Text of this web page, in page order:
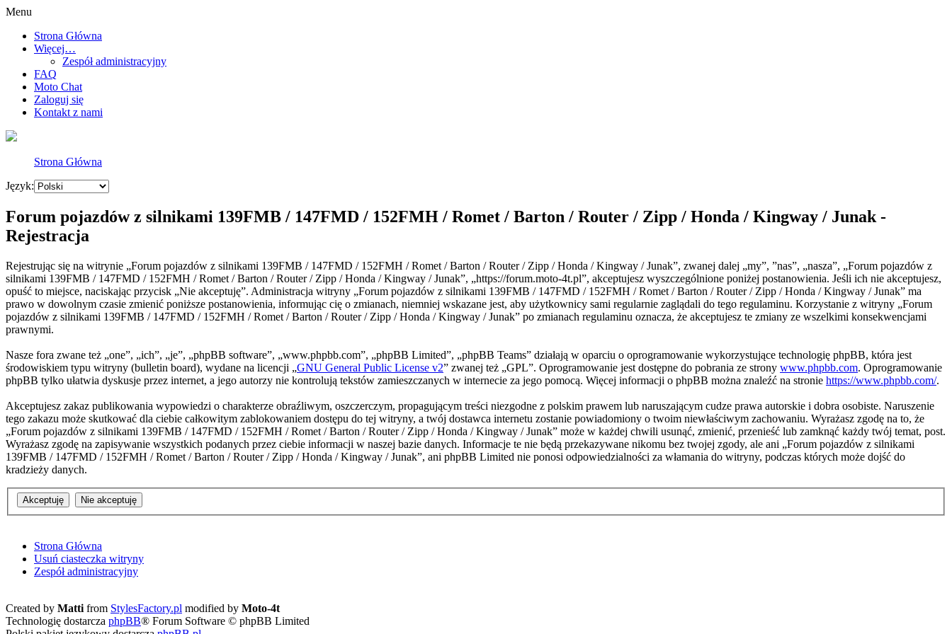
Menu
Strona Główna
Więcej…
Zespół administracyjny
FAQ
Moto Chat
Zaloguj się
Kontakt z nami
Strona Główna
Język:
Forum pojazdów z silnikami 139FMB / 147FMD / 152FMH / Romet / Barton / Router / Zipp / Honda / Kingway / Junak -
Rejestracja
Rejestrując się na witrynie „Forum pojazdów z silnikami 139FMB / 147FMD / 152FMH / Romet / Barton / Router / Zipp / Honda / Kingway / Junak”, zwanej dalej „my”, ”nas”, „nasza”, „Forum pojazdów z
silnikami 139FMB / 147FMD / 152FMH / Romet / Barton / Router / Zipp / Honda / Kingway / Junak”, „https://forum.moto-4t.pl”, akceptujesz wyszczególnione poniżej postanowienia. Jeśli ich nie akceptujesz,
opuść to miejsce, naciskając przycisk „Nie akceptuję”. Administracja witryny „Forum pojazdów z silnikami 139FMB / 147FMD / 152FMH / Romet / Barton / Router / Zipp / Honda / Kingway / Junak” ma
prawo w dowolnym czasie zmienić poniższe postanowienia, informując cię o zmianach, niemniej wskazane jest, aby użytkownicy sami regularnie zaglądali do tego regulaminu. Korzystanie z witryny „Forum
pojazdów z silnikami 139FMB / 147FMD / 152FMH / Romet / Barton / Router / Zipp / Honda / Kingway / Junak” po zmianach regulaminu oznacza, że akceptujesz te zmiany ze wszelkimi konsekwencjami
prawnymi.
Nasze fora zwane też „one”, „ich”, „je”, „phpBB software”, „www.phpbb.com”, „phpBB Limited”, „phpBB Teams” działają w oparciu o oprogramowanie wykorzystujące technologię phpBB, która jest
środowiskiem typu witryny (bulletin board), wydane na licencji „GNU General Public License v2” zwanej też „GPL”. Oprogramowanie jest dostępne do pobrania ze strony www.phpbb.com. Oprogramowanie
phpBB tylko ułatwia dyskusje przez internet, a jego autorzy nie kontrolują tekstów zamieszczanych w internecie za jego pomocą. Więcej informacji o phpBB można znaleźć na stronie https://www.phpbb.com/.
Akceptujesz zakaz publikowania wypowiedzi o charakterze obraźliwym, oszczerczym, propagującym treści niezgodne z polskim prawem lub naruszającym cudze prawa autorskie i dobra osobiste. Naruszenie
tego zakazu może skutkować dla ciebie całkowitym zablokowaniem dostępu do tej witryny, a twój dostawca internetu zostanie powiadomiony o twoim niewłaściwym zachowaniu. Wyrażasz zgodę na to, że
„Forum pojazdów z silnikami 139FMB / 147FMD / 152FMH / Romet / Barton / Router / Zipp / Honda / Kingway / Junak” może w każdej chwili usunąć, zmienić, przenieść lub zamknąć każdy twój temat, post.
Wyrażasz zgodę na zapisywanie wszystkich podanych przez ciebie informacji w naszej bazie danych. Informacje te nie będą przekazywane nikomu bez twojej zgody, ale ani „Forum pojazdów z silnikami
139FMB / 147FMD / 152FMH / Romet / Barton / Router / Zipp / Honda / Kingway / Junak”, ani phpBB Limited nie ponosi odpowiedzialności za włamania do witryny, podczas których może dojść do
kradzieży danych.
Strona Główna
Usuń ciasteczka witryny
Zespół administracyjny
Created by Mattifrom StylesFactory.pl modified by Moto-4t
Technologię dostarcza phpBB® Forum Software © phpBB Limited